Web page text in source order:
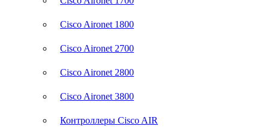
Cisco Aironet 1800
Cisco Aironet 2700
Cisco Aironet 2800
Cisco Aironet 3800
Контроллеры Cisco AIR